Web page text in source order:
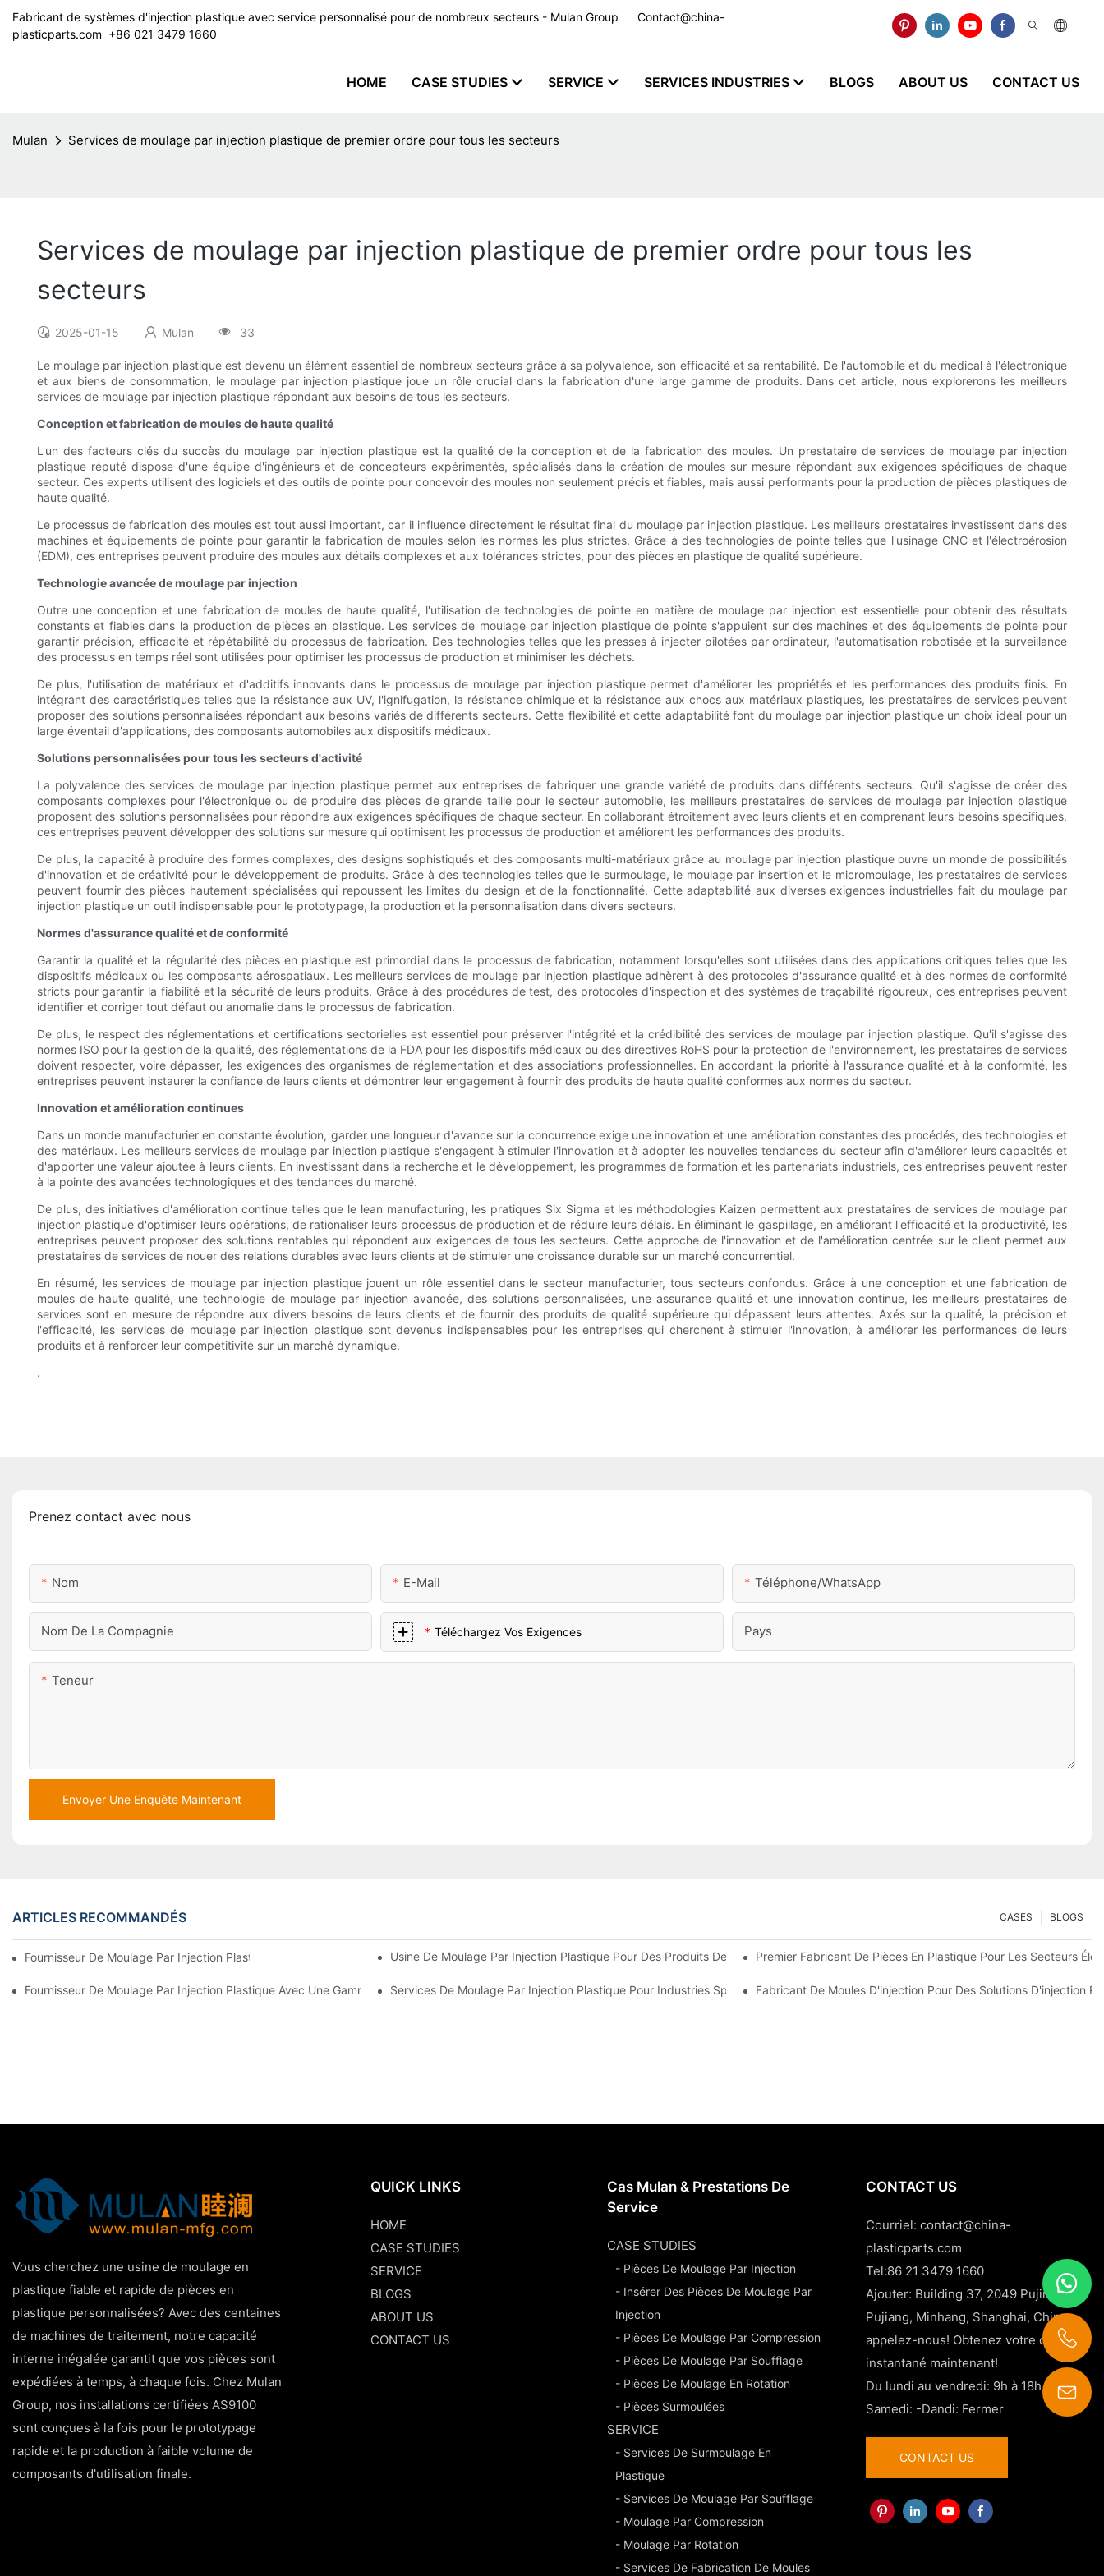
Fabricant de systèmes d'injection plastique avec service personnalisé pour de nombreux secteurs - Mulan Group
Contact@china-
plasticparts.com ​​​​​​​ +86 021 3479 1660
HOME CASE STUDIES SERVICE SERVICES INDUSTRIES BLOGS ABOUT US CONTACT US
Mulan Services de moulage par injection plastique de premier ordre pour tous les secteurs
Services de moulage par injection plastique de premier ordre pour tous les
secteurs
2025-01-15 Mulan 33
Le moulage par injection plastique est devenu un élément essentiel de nombreux secteurs grâce à sa polyvalence, son efficacité et sa rentabilité. De l'automobile et du médical à l'électronique
et aux biens de consommation, le moulage par injection plastique joue un rôle crucial dans la fabrication d'une large gamme de produits. Dans cet article, nous explorerons les meilleurs
services de moulage par injection plastique répondant aux besoins de tous les secteurs.
Conception et fabrication de moules de haute qualité
L'un des facteurs clés du succès du moulage par injection plastique est la qualité de la conception et de la fabrication des moules. Un prestataire de services de moulage par injection
plastique réputé dispose d'une équipe d'ingénieurs et de concepteurs expérimentés, spécialisés dans la création de moules sur mesure répondant aux exigences spécifiques de chaque
secteur. Ces experts utilisent des logiciels et des outils de pointe pour concevoir des moules non seulement précis et fiables, mais aussi performants pour la production de pièces plastiques de
haute qualité.
Le processus de fabrication des moules est tout aussi important, car il influence directement le résultat final du moulage par injection plastique. Les meilleurs prestataires investissent dans des
machines et équipements de pointe pour garantir la fabrication de moules selon les normes les plus strictes. Grâce à des technologies de pointe telles que l'usinage CNC et l'électroérosion
(EDM), ces entreprises peuvent produire des moules aux détails complexes et aux tolérances strictes, pour des pièces en plastique de qualité supérieure.
Technologie avancée de moulage par injection
Outre une conception et une fabrication de moules de haute qualité, l'utilisation de technologies de pointe en matière de moulage par injection est essentielle pour obtenir des résultats
constants et fiables dans la production de pièces en plastique. Les services de moulage par injection plastique de pointe s'appuient sur des machines et des équipements de pointe pour
garantir précision, efficacité et répétabilité du processus de fabrication. Des technologies telles que les presses à injecter pilotées par ordinateur, l'automatisation robotisée et la surveillance
des processus en temps réel sont utilisées pour optimiser les processus de production et minimiser les déchets.
De plus, l'utilisation de matériaux et d'additifs innovants dans le processus de moulage par injection plastique permet d'améliorer les propriétés et les performances des produits finis. En
intégrant des caractéristiques telles que la résistance aux UV, l'ignifugation, la résistance chimique et la résistance aux chocs aux matériaux plastiques, les prestataires de services peuvent
proposer des solutions personnalisées répondant aux besoins variés de différents secteurs. Cette flexibilité et cette adaptabilité font du moulage par injection plastique un choix idéal pour un
large éventail d'applications, des composants automobiles aux dispositifs médicaux.
Solutions personnalisées pour tous les secteurs d'activité
La polyvalence des services de moulage par injection plastique permet aux entreprises de fabriquer une grande variété de produits dans différents secteurs. Qu'il s'agisse de créer des
composants complexes pour l'électronique ou de produire des pièces de grande taille pour le secteur automobile, les meilleurs prestataires de services de moulage par injection plastique
proposent des solutions personnalisées pour répondre aux exigences spécifiques de chaque secteur. En collaborant étroitement avec leurs clients et en comprenant leurs besoins spécifiques,
ces entreprises peuvent développer des solutions sur mesure qui optimisent les processus de production et améliorent les performances des produits.
De plus, la capacité à produire des formes complexes, des designs sophistiqués et des composants multi-matériaux grâce au moulage par injection plastique ouvre un monde de possibilités
d'innovation et de créativité pour le développement de produits. Grâce à des technologies telles que le surmoulage, le moulage par insertion et le micromoulage, les prestataires de services
peuvent fournir des pièces hautement spécialisées qui repoussent les limites du design et de la fonctionnalité. Cette adaptabilité aux diverses exigences industrielles fait du moulage par
injection plastique un outil indispensable pour le prototypage, la production et la personnalisation dans divers secteurs.
Normes d'assurance qualité et de conformité
Garantir la qualité et la régularité des pièces en plastique est primordial dans le processus de fabrication, notamment lorsqu'elles sont utilisées dans des applications critiques telles que les
dispositifs médicaux ou les composants aérospatiaux. Les meilleurs services de moulage par injection plastique adhèrent à des protocoles d'assurance qualité et à des normes de conformité
stricts pour garantir la fiabilité et la sécurité de leurs produits. Grâce à des procédures de test, des protocoles d'inspection et des systèmes de traçabilité rigoureux, ces entreprises peuvent
identifier et corriger tout défaut ou anomalie dans le processus de fabrication.
De plus, le respect des réglementations et certifications sectorielles est essentiel pour préserver l'intégrité et la crédibilité des services de moulage par injection plastique. Qu'il s'agisse des
normes ISO pour la gestion de la qualité, des réglementations de la FDA pour les dispositifs médicaux ou des directives RoHS pour la protection de l'environnement, les prestataires de services
doivent respecter, voire dépasser, les exigences des organismes de réglementation et des associations professionnelles. En accordant la priorité à l'assurance qualité et à la conformité, les
entreprises peuvent instaurer la confiance de leurs clients et démontrer leur engagement à fournir des produits de haute qualité conformes aux normes du secteur.
Innovation et amélioration continues
Dans un monde manufacturier en constante évolution, garder une longueur d'avance sur la concurrence exige une innovation et une amélioration constantes des procédés, des technologies et
des matériaux. Les meilleurs services de moulage par injection plastique s'engagent à stimuler l'innovation et à adopter les nouvelles tendances du secteur afin d'améliorer leurs capacités et
d'apporter une valeur ajoutée à leurs clients. En investissant dans la recherche et le développement, les programmes de formation et les partenariats industriels, ces entreprises peuvent rester
à la pointe des avancées technologiques et des tendances du marché.
De plus, des initiatives d'amélioration continue telles que le lean manufacturing, les pratiques Six Sigma et les méthodologies Kaizen permettent aux prestataires de services de moulage par
injection plastique d'optimiser leurs opérations, de rationaliser leurs processus de production et de réduire leurs délais. En éliminant le gaspillage, en améliorant l'efficacité et la productivité, les
entreprises peuvent proposer des solutions rentables qui répondent aux exigences de tous les secteurs. Cette approche de l'innovation et de l'amélioration centrée sur le client permet aux
prestataires de services de nouer des relations durables avec leurs clients et de stimuler une croissance durable sur un marché concurrentiel.
En résumé, les services de moulage par injection plastique jouent un rôle essentiel dans le secteur manufacturier, tous secteurs confondus. Grâce à une conception et une fabrication de
moules de haute qualité, une technologie de moulage par injection avancée, des solutions personnalisées, une assurance qualité et une innovation continue, les meilleurs prestataires de
services sont en mesure de répondre aux divers besoins de leurs clients et de fournir des produits de qualité supérieure qui dépassent leurs attentes. Axés sur la qualité, la précision et
l'efficacité, les services de moulage par injection plastique sont devenus indispensables pour les entreprises qui cherchent à stimuler l'innovation, à améliorer les performances de leurs
produits et à renforcer leur compétitivité sur un marché dynamique.
.
Prenez contact avec nous
Nom E-Mail Téléphone/WhatsApp
Nom De La Compagnie Téléchargez Vos Exigences Pays
Teneur
Envoyer Une Enquête Maintenant
ARTICLES RECOMMANDÉS BLOGS
CASES
Fournisseur De Moulage Par Injection Plastique Avec Une Vaste Expérience IndustrielleUsine De Moulage Par Injection Plastique Pour Des Produits De Qualité SupérieurePremier Fabricant De Pièces En Plastique Pour Les Secteurs
Fournisseur De Moulage Par Injection Plastique Avec Une Gamme De Produits DiversifiéeServices De Moulage Par Injection Plastique Pour Industries SpécialiséesFabricant De Moules D'injection Pour Des Solutions D'injection
Vous cherchez une usine de moulage en
plastique fiable et rapide de pièces en
plastique personnalisées? Avec des centaines
de machines de traitement, notre capacité
interne inégalée garantit que vos pièces sont
expédiées à temps, à chaque fois. Chez Mulan
Group, nos installations certifiées AS9100
sont conçues à la fois pour le prototypage
rapide et la production à faible volume de
composants d'utilisation finale.
QUICK LINKS
HOME
CASE STUDIES
SERVICE
BLOGS
ABOUT US
CONTACT US
Cas Mulan & Prestations De
Service
CASE STUDIES
- Pièces De Moulage Par Injection
- Insérer Des Pièces De Moulage Par
Injection
- Pièces De Moulage Par Compression
- Pièces De Moulage Par Soufflage
- Pièces De Moulage En Rotation
- Pièces Surmoulées
SERVICE
- Services De Surmoulage En
Plastique
- Services De Moulage Par Soufflage
- Moulage Par Compression
- Moulage Par Rotation
- Services De Fabrication De Moules
CONTACT US
Courriel:contact@china-
plasticparts.com
Tel:86 21 3479 1660
Ajouter: Building 37, 2049 Pujin Road,
Pujiang, Minhang, Shanghai, Chine
appelez-nous! Obtenez votre devis
instantané maintenant!
Du lundi au vendredi: 9h à 18h
Samedi: -Dandi: Fermer
CONTACT US